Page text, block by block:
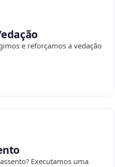
e reforçamos a vedação
Executamos uma